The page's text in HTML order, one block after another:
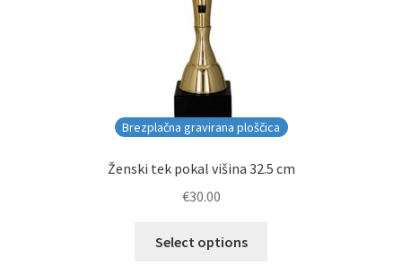
Brezplačna gravirana ploščica
Ženski tek pokal višina 32.5 cm
€30.00
Select options